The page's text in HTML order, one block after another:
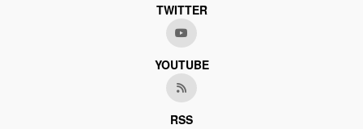
TWITTER
YOUTUBE
RSS